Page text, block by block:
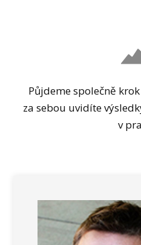
Půjdeme společně
za sebou uvidíte
v